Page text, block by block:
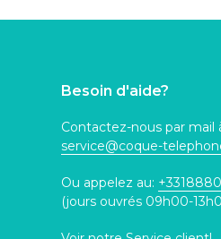
Besoin d'aide?
Contactez-nous par mail
service@coque-
Ou appelez au:
(jours ouvrés 09h00-